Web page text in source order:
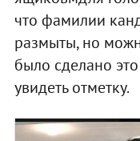
что фамилии
размыты, но
было сделано
увидеть отметку.